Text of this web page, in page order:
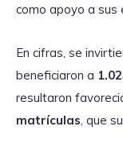
como apoyo a sus
En cifras, se
beneficiaron a
resultaron
matrículas , que